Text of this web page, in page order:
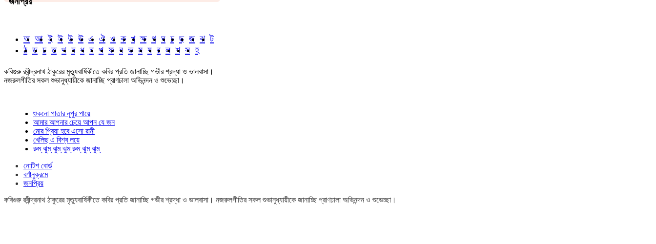
অ আ ই ঈ উ ঊ এ ঐ ও ক খ ক্ষ গ ঘ চ ছ জ ঝ ট
ঠ ড ঢ ত থ দ ধ ন প ফ ব ভ ম য র ল শ স হ
কবিগুরু রবীন্দ্রনাথ ঠাকুরের মৃত্যুবার্ষিকীতে কবির প্রতি জানাচ্ছি গভীর শ্রদ্ধা ও ভালবাসা।
নজরুলগীতির সকল শুভানুধ্যায়ীকে জানাচ্ছি প্রাণঢালা অভিনন্দন ও শুভেচ্ছা।
শুকনো পাতার নূপুর পায়ে
আমার আপনার চেয়ে আপন যে জন
মোর প্রিয়া হবে এসো রানী
খেলিছ এ বিশ্ব লয়ে
রুম্ ঝুম্ ঝুম্ ঝুম্ রুম্ ঝুম্ ঝুম্
নোটিশ বোর্ড
বর্ণানুক্রমে
জনপ্রিয়
কবিগুরু রবীন্দ্রনাথ ঠাকুরের মৃত্যুবার্ষিকীতে কবির প্রতি জানাচ্ছি গভীর শ্রদ্ধা ও ভালবাসা। নজরুলগীতির সকল শুভানুধ্যায়ীকে জানাচ্ছি প্রাণঢালা অভিনন্দন ও শুভেচ্ছা।